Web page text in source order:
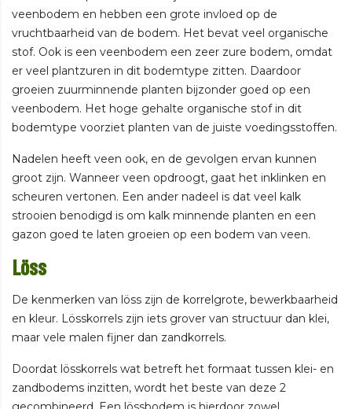
veenbodem en hebben een grote invloed op de
vruchtbaarheid van de bodem. Het bevat veel organische
stof. Ook is een veenbodem een zeer zure bodem, omdat
er veel plantzuren in dit bodemtype zitten. Daardoor
groeien zuurminnende planten bijzonder goed op een
veenbodem. Het hoge gehalte organische stof in dit
bodemtype voorziet planten van de juiste voedingsstoffen.
Nadelen heeft veen ook, en de gevolgen ervan kunnen
groot zijn. Wanneer veen opdroogt, gaat het inklinken en
scheuren vertonen. Een ander nadeel is dat veel kalk
strooien benodigd is om kalk minnende planten en een
gazon goed te laten groeien op een bodem van veen.
Löss
De kenmerken van löss zijn de korrelgrote, bewerkbaarheid
en kleur. Lösskorrels zijn iets grover van structuur dan klei,
maar vele malen fijner dan zandkorrels.
Doordat lösskorrels wat betreft het formaat tussen klei- en
zandbodems inzitten, wordt het beste van deze 2